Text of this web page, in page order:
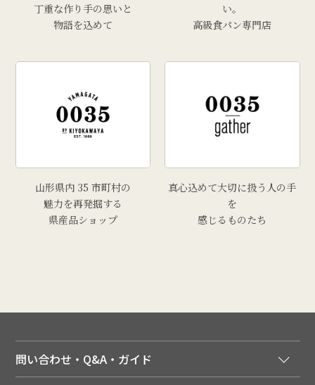
丁重な作り手の思いと
物語を込めて
い。
高級食パン専門店
山形県内 35 市町村の
魅力を再発掘する
県産品ショップ
真心込めて大切に扱う人の手
を
感じるものたち
問い合わせ・Q&A・ガイド